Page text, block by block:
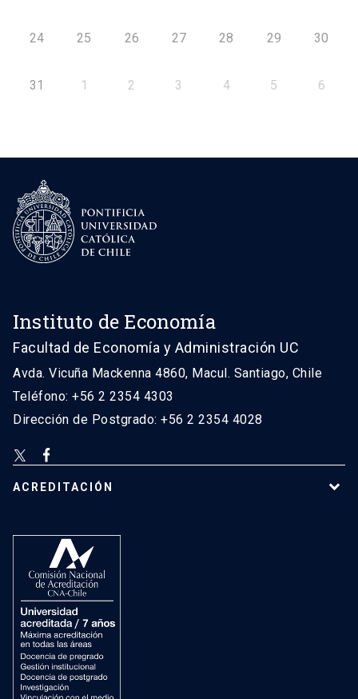
24 25 26 27 28 29 30
31 1 2 3 4 5 6
Instituto de Economía
Facultad de Economía y Administración UC
Avda. Vicuña Mackenna 4860, Macul. Santiago, Chile
Teléfono: +56 2 2354 4303
Dirección de Postgrado: +56 2 2354 4028
ACREDITACIÓN